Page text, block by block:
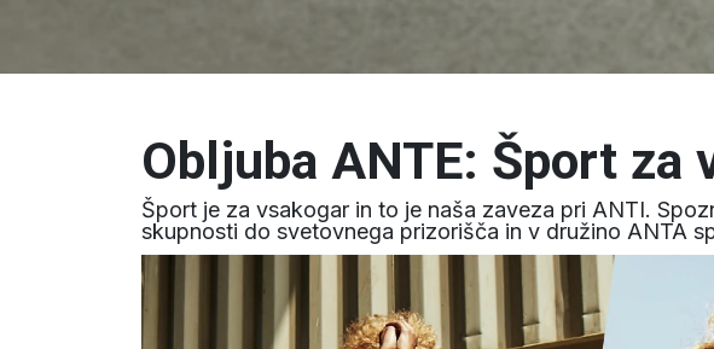
Obljuba ANTE: Šport za
Šport je za vsakogar in to je naša zaveza pri ANTI.
skupnosti do svetovnega prizorišča in v družino ANTA